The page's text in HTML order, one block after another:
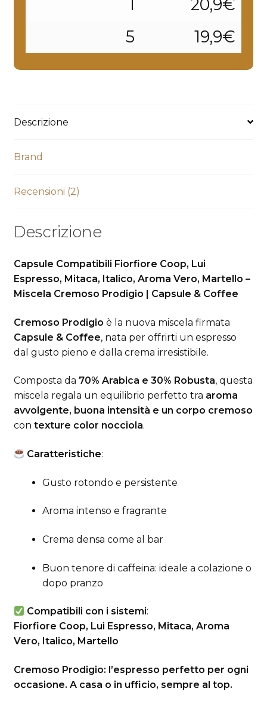
20,9€
5
19,9€
Descrizione
Brand
Recensioni (2)
Descrizione
Capsule Compatibili Fiorfiore Coop, Lui
Espresso, Mitaca, Italico, Aroma Vero, Martello –
Miscela Cremoso Prodigio | Capsule & Coffee
Cremoso Prodigio è la nuova miscela firmata
Capsule & Coffee, nata per offrirti un espresso
dal gusto pieno e dalla crema irresistibile.
Composta da 70% Arabica e 30% Robusta, questa
miscela regala un equilibrio perfetto tra aroma
avvolgente, buona intensità e un corpo cremoso
con texture color nocciola.
Caratteristiche:
Gusto rotondo e persistente
Aroma intenso e fragrante
Crema densa come al bar
Buon tenore di caffeina: ideale a colazione o
dopo pranzo
Compatibili con i sistemi:
Fiorfiore Coop, Lui Espresso, Mitaca, Aroma
Vero, Italico, Martello
Cremoso Prodigio: l’espresso perfetto per ogni
occasione. A casa o in ufficio, sempre al top.